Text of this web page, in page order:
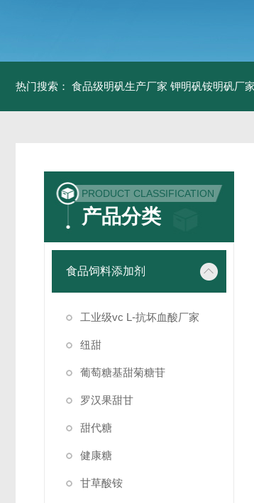
热门搜索： 食品级明矾生产厂家 钾明矾铵明矾厂家
PRODUCT CLASSIFICATION
产品分类
食品饲料添加剂
工业级vc L-抗坏血酸厂家
纽甜
葡萄糖基甜菊糖苷
罗汉果甜甘
甜代糖
健康糖
甘草酸铵